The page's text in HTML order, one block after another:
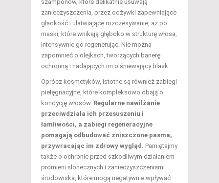
szamponów, które delikatnie usuwają
zanieczyszczenia, przez odżywki zapewniające
gładkość i ułatwiające rozczesywanie, aż po
maski, które wnikają głęboko w strukturę włosa,
intensywnie go regenerując. Nie można
zapomnieć o olejkach, tworzących barierę
ochronną i nadających im olśniewający blask.
Oprócz kosmetyków, istotne są również zabiegi
pielęgnacyjne, które kompleksowo dbają o
kondycję włosów. Regularne nawilżanie
przeciwdziała ich przesuszeniu i
łamliwości, a zabiegi regeneracyjne
pomagają odbudować zniszczone pasma,
przywracając im zdrowy wygląd. Pamiętajmy
także o ochronie przed szkodliwym działaniem
promieni słonecznych i zanieczyszczeniami
środowiska, które mogą negatywnie wpływać